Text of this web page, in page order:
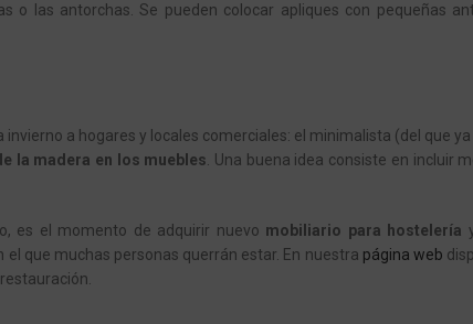
o las antorchas. Se pueden colocar apliques con pequeñas
invierno a hogares y locales comerciales: el minimalista (del que
la madera en los muebles. Una buena idea consiste en incluir
es el momento de adquirir nuevo mobiliario para hostelería
que muchas personas querrán estar. En nuestra página web